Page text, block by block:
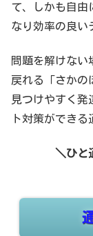
て、しかも自由
なり効率の良い
問題を解けない
戻れる「さかの
見つけやすく発
ト対策ができる
＼ひと